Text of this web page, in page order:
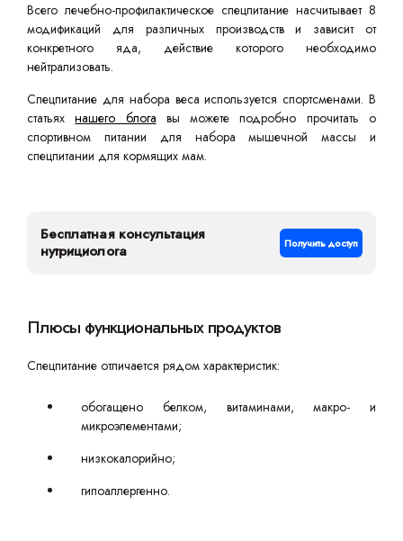
Всего лечебно-профилактическое спецпитание насчитывает 8
модификаций для различных производств и зависит от
конкретного яда, действие которого необходимо
нейтрализовать.
Спецпитание для набора веса используется спортсменами. В
статьяхнашего блога вы можете подробно прочитать о
спортивном питании для набора мышечной массы и
спецпитании для кормящих мам.
Бесплатная консультация
нутрициолога
Получить доступ
Плюсы функциональных продуктов
Спецпитание отличается рядом характеристик:
обогащено белком, витаминами, макро- и
микроэлементами;
низкокалорийно;
гипоаллергенно.